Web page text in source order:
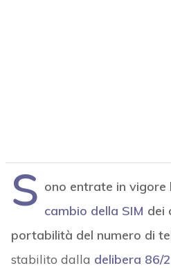
S ono entrate in vigore
cambio della SIM dei
portabilità del numero di
stabilito dalla delibera 86/